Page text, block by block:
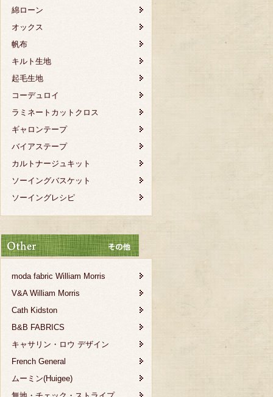
綿ローン
オックス
帆布
キルト生地
起毛生地
コーデュロイ
ラミネートカットクロス
ギャロンテープ
バイアステープ
カルトナージュキット
ソーイングバスケット
ソーイングレシピ
moda fabric William Morris
V&A William Morris
Cath Kidston
B&B FABRICS
キャサリン・ロウ デザイン
French General
ムーミン(Huigee)